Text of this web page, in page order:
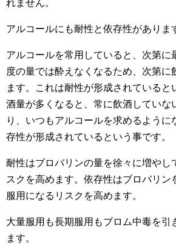
れません。
アルコールにも耐性と依存性がありま
アルコールを常用していると、次第に
度の量では酔えなくなるため、次第に
ます。これは耐性が形成されていると
酒量が多くなると、常に飲酒していな
り、いつもアルコールを求めるように
存性が形成されているという事です。
耐性はブロバリンの量を徐々に増やし
スクを高めます。依存性はブロバリン
服用になるリスクを高めます。
大量服用も長期服用もブロム中毒を引
ます。